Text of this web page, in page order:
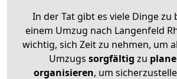
In der Tat gibt es viele Dinge zu
einem Umzug nach Langenfeld
wichtig, sich Zeit zu nehmen, um
Umzugs sorgfältig zu
organisieren, um